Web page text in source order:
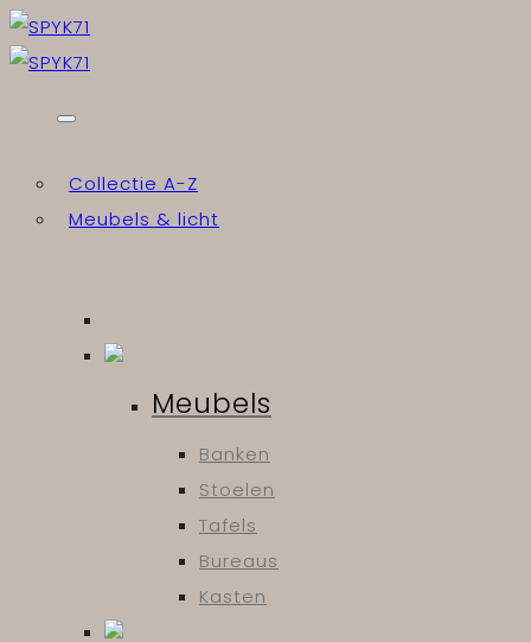
Skip
to
Collectie A-Z
Meubels & licht
Meubels
Banken
Stoelen
Tafels
Bureaus
Kasten